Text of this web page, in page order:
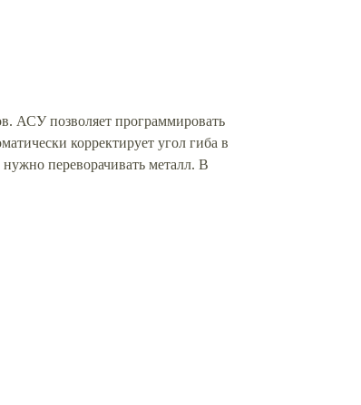
АСУ позволяет программировать
корректирует угол гиба в
переворачивать металл. В